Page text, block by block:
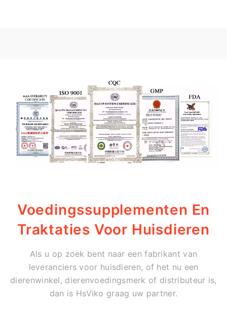
Voedingssupplementen En
Traktaties Voor Huisdieren
Als u op zoek bent naar een fabrikant van
leveranciers voor huisdieren, of het nu een
dierenwinkel, dierenvoedingsmerk of distributeur is,
dan is HsViko graag uw partner.